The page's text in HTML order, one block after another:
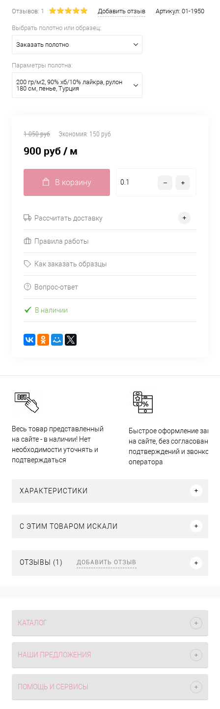
Отзывов: 1 Добавить отзыв Артикул: 01-1950
Выбрать полотно или образец:
Заказать полотно
Параметры полотна:
200 гр/м2, 90% хб/10% лайкра, рулон
180 см, пенье, Турция
1 050 руб Экономия: 150 руб
900 руб/ м
В корзину
Рассчитать доставку
Правила работы
Как заказать образцы
Вопрос-ответ
В наличии
Весь товар представленный
на сайте - в наличии! Нет
необходимости уточнять и
подтверждаться
Быстрое оформление
на сайте, без согласований,
подтверждений и звонков
оператора
ХАРАКТЕРИСТИКИ
C ЭТИМ ТОВАРОМ ИСКАЛИ
ОТЗЫВЫ (1) ДОБАВИТЬ ОТЗЫВ
КАТАЛОГ
НАШИ ПРЕДЛОЖЕНИЯ
ПОМОЩЬ И СЕРВИСЫ